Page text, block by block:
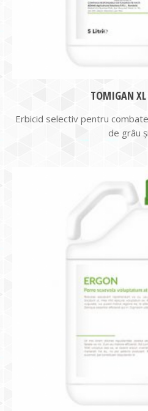
TOMIGAN XL
Erbicid selectiv pentru
de grâu